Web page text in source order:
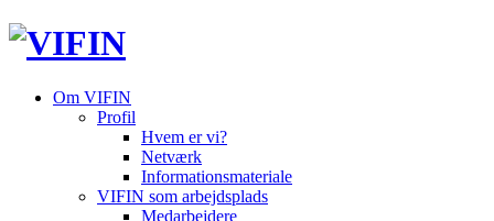
Om VIFIN
Profil
Hvem er vi?
Netværk
Informationsmateriale
VIFIN som arbejdsplads
Medarbejdere